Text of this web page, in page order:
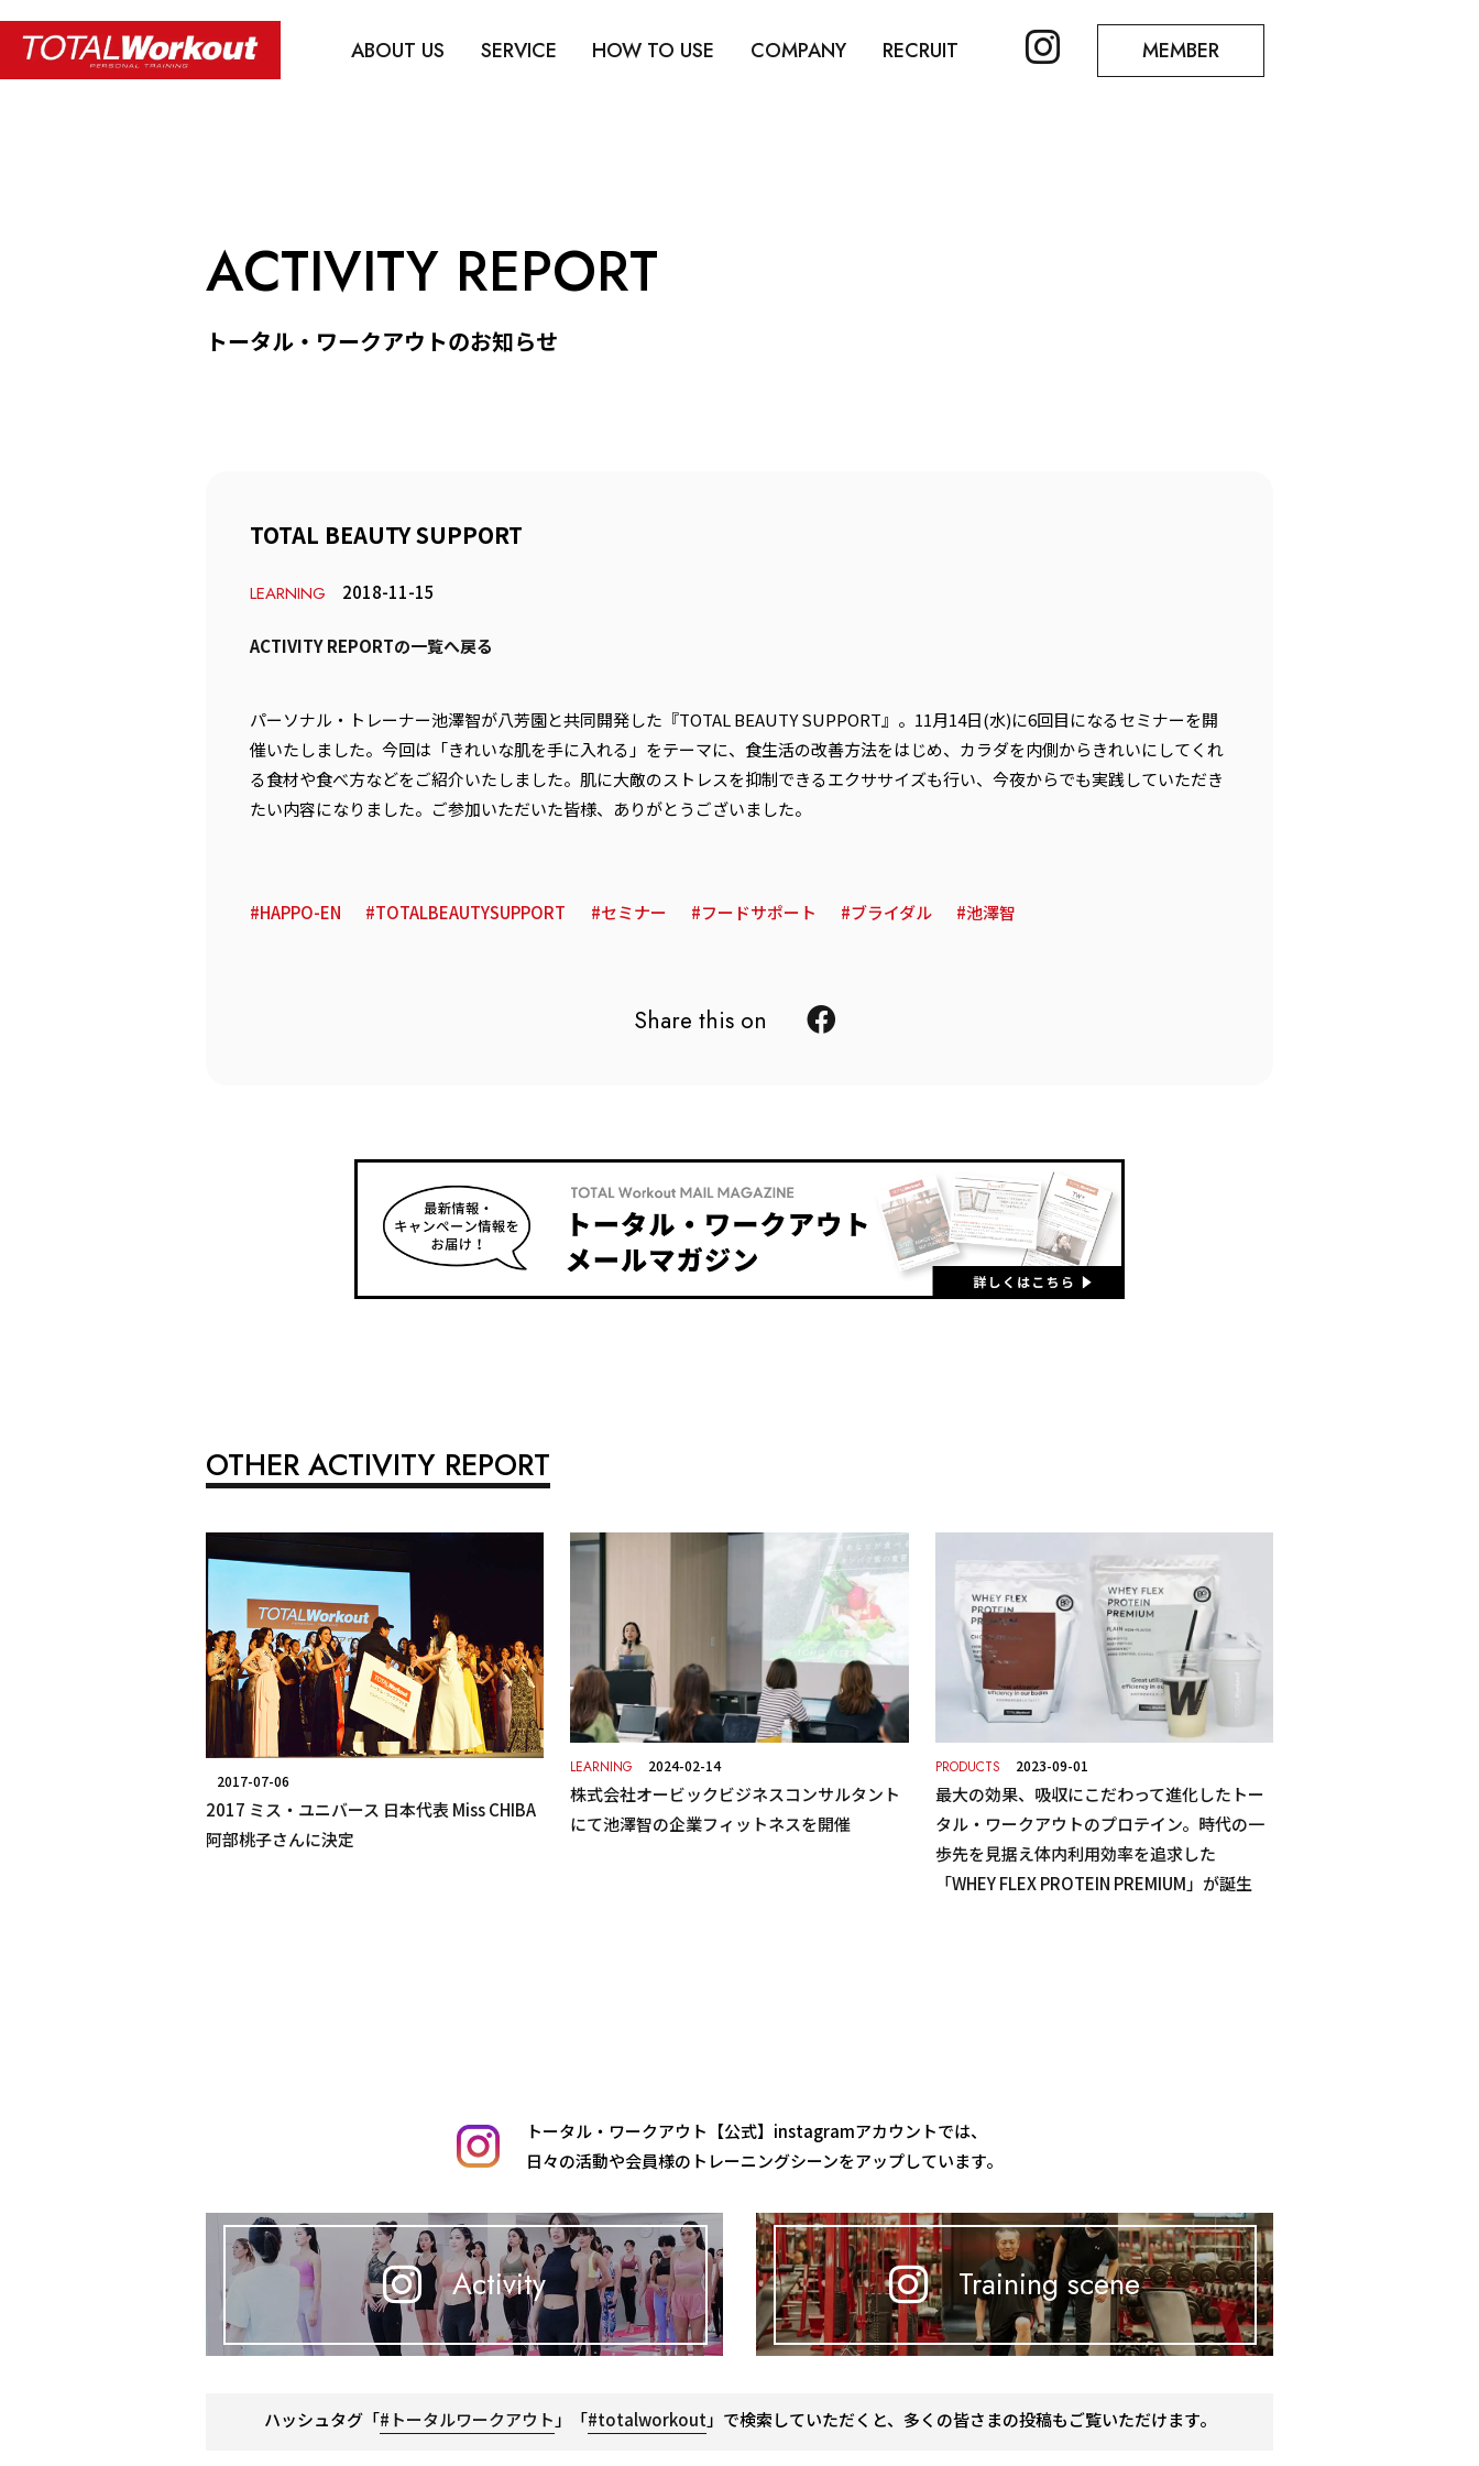
ABOUT US SERVICE HOW TO USE COMPANY RECRUIT MEMBER
ACTIVITY REPORT
トータル・ワークアウトのお知らせ
TOTAL BEAUTY SUPPORT
LEARNING 2018-11-15
ACTIVITY REPORTの一覧へ戻る
パーソナル・トレーナー池澤智が八芳園と共同開発した『TOTAL BEAUTY SUPPORT』。11月14日(水)に6回目になるセミナーを開
催いたしました。今回は「きれいな肌を手に入れる」をテーマに、食生活の改善方法をはじめ、カラダを内側からきれいにしてくれ
る食材や食べ方などをご紹介いたしました。肌に大敵のストレスを抑制できるエクササイズも行い、今夜からでも実践していただき
たい内容になりました。ご参加いただいた皆様、ありがとうございました。
HAPPO-EN TOTALBEAUTYSUPPORT セミナー フードサポート ブライダル 池澤智
Share this on
OTHER ACTIVITY REPORT
2017-07-06
2017 ミス・ユニバース 日本代表 Miss CHIBA
阿部桃子さんに決定
LEARNING 2024-02-14
株式会社オービックビジネスコンサルタント
にて池澤智の企業フィットネスを開催
PRODUCTS 2023-09-01
最大の効果、吸収にこだわって進化したトー
タル・ワークアウトのプロテイン。時代の一
歩先を見据え体内利用効率を追求した
「WHEY FLEX PROTEIN PREMIUM」が誕生
トータル・ワークアウト【公式】instagramアカウントでは、
日々の活動や会員様のトレーニングシーンをアップしています。
Activity Training scene
ハッシュタグ「#トータルワークアウト 」「#totalworkout 」で検索していただくと、多くの皆さまの投稿もご覧いただけます。